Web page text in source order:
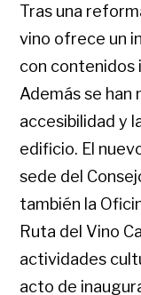
Tras una
vino ofrece un
con contenidos
Además se han
accesibilidad y
edificio. El
sede del
también la
Ruta del Vino
actividades
acto de